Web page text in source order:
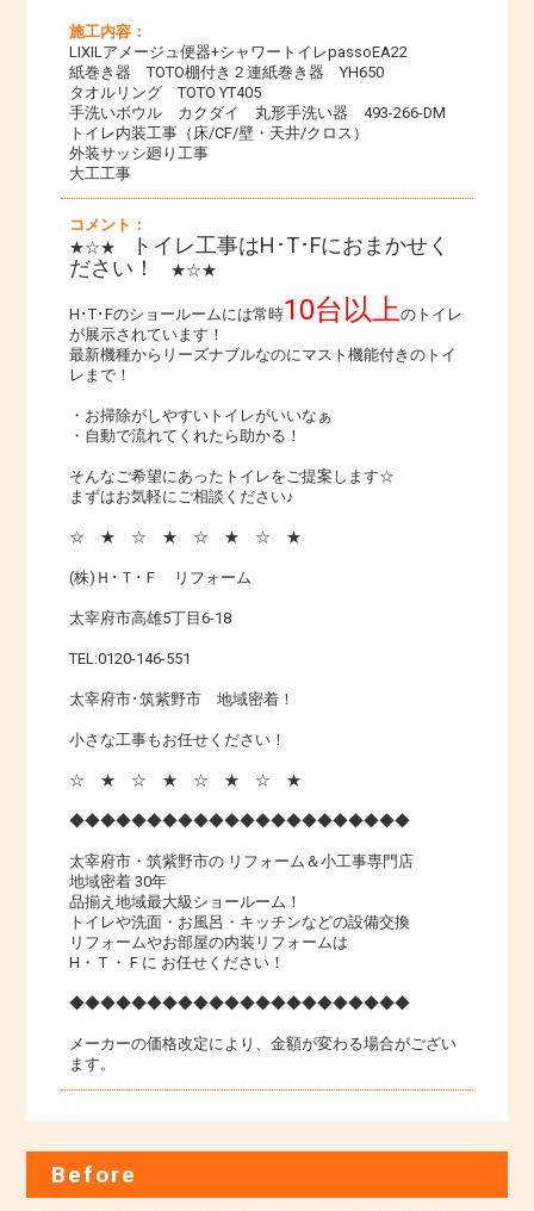
施工内容：
LIXILアメージュ便器+シャワートイレpassoEA22
紙巻き器 TOTO棚付き２連紙巻き器 YH650
タオルリング TOTO YT405
手洗いボウル カクダイ 丸形手洗い器 493-266-DM
トイレ内装工事（床/CF/壁・天井/クロス）
外装サッシ廻り工事
大工工事
コメント：
★☆★
トイレ工事はH･T･Fにおまかせく
ださい！
★☆★
H･T･Fのショールームには常時10台以上のトイレ
が展示されています！
最新機種からリーズナブルなのにマスト機能付きのトイ
レまで！
・お掃除がしやすいトイレがいいなぁ
・自動で流れてくれたら助かる！
そんなご希望にあったトイレをご提案します☆
まずはお気軽にご相談ください♪
☆ ★ ☆ ★ ☆ ★ ☆ ★
(株)Ｈ･Ｔ･Ｆ リフォーム
太宰府市高雄5丁目6-18
TEL:0120-146-551
太宰府市･筑紫野市 地域密着！
小さな工事もお任せください！
☆ ★ ☆ ★ ☆ ★ ☆ ★
◆◆◆◆◆◆◆◆◆◆◆◆◆◆◆◆◆◆◆◆◆◆
太宰府市・筑紫野市の リフォーム＆小工事専門店
地域密着 30年
品揃え地域最大級ショールーム！
トイレや洗面・お風呂・キッチンなどの設備交換
リフォームやお部屋の内装リフォームは
H・ T ・ F に お任せください！
◆◆◆◆◆◆◆◆◆◆◆◆◆◆◆◆◆◆◆◆◆◆
メーカーの価格改定により、金額が変わる場合がござい
ます。
Before